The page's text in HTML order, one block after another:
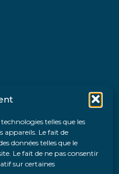
telles que les
appareils. Le fait de
données telles que le
Le fait de ne pas consentir
sur certaines